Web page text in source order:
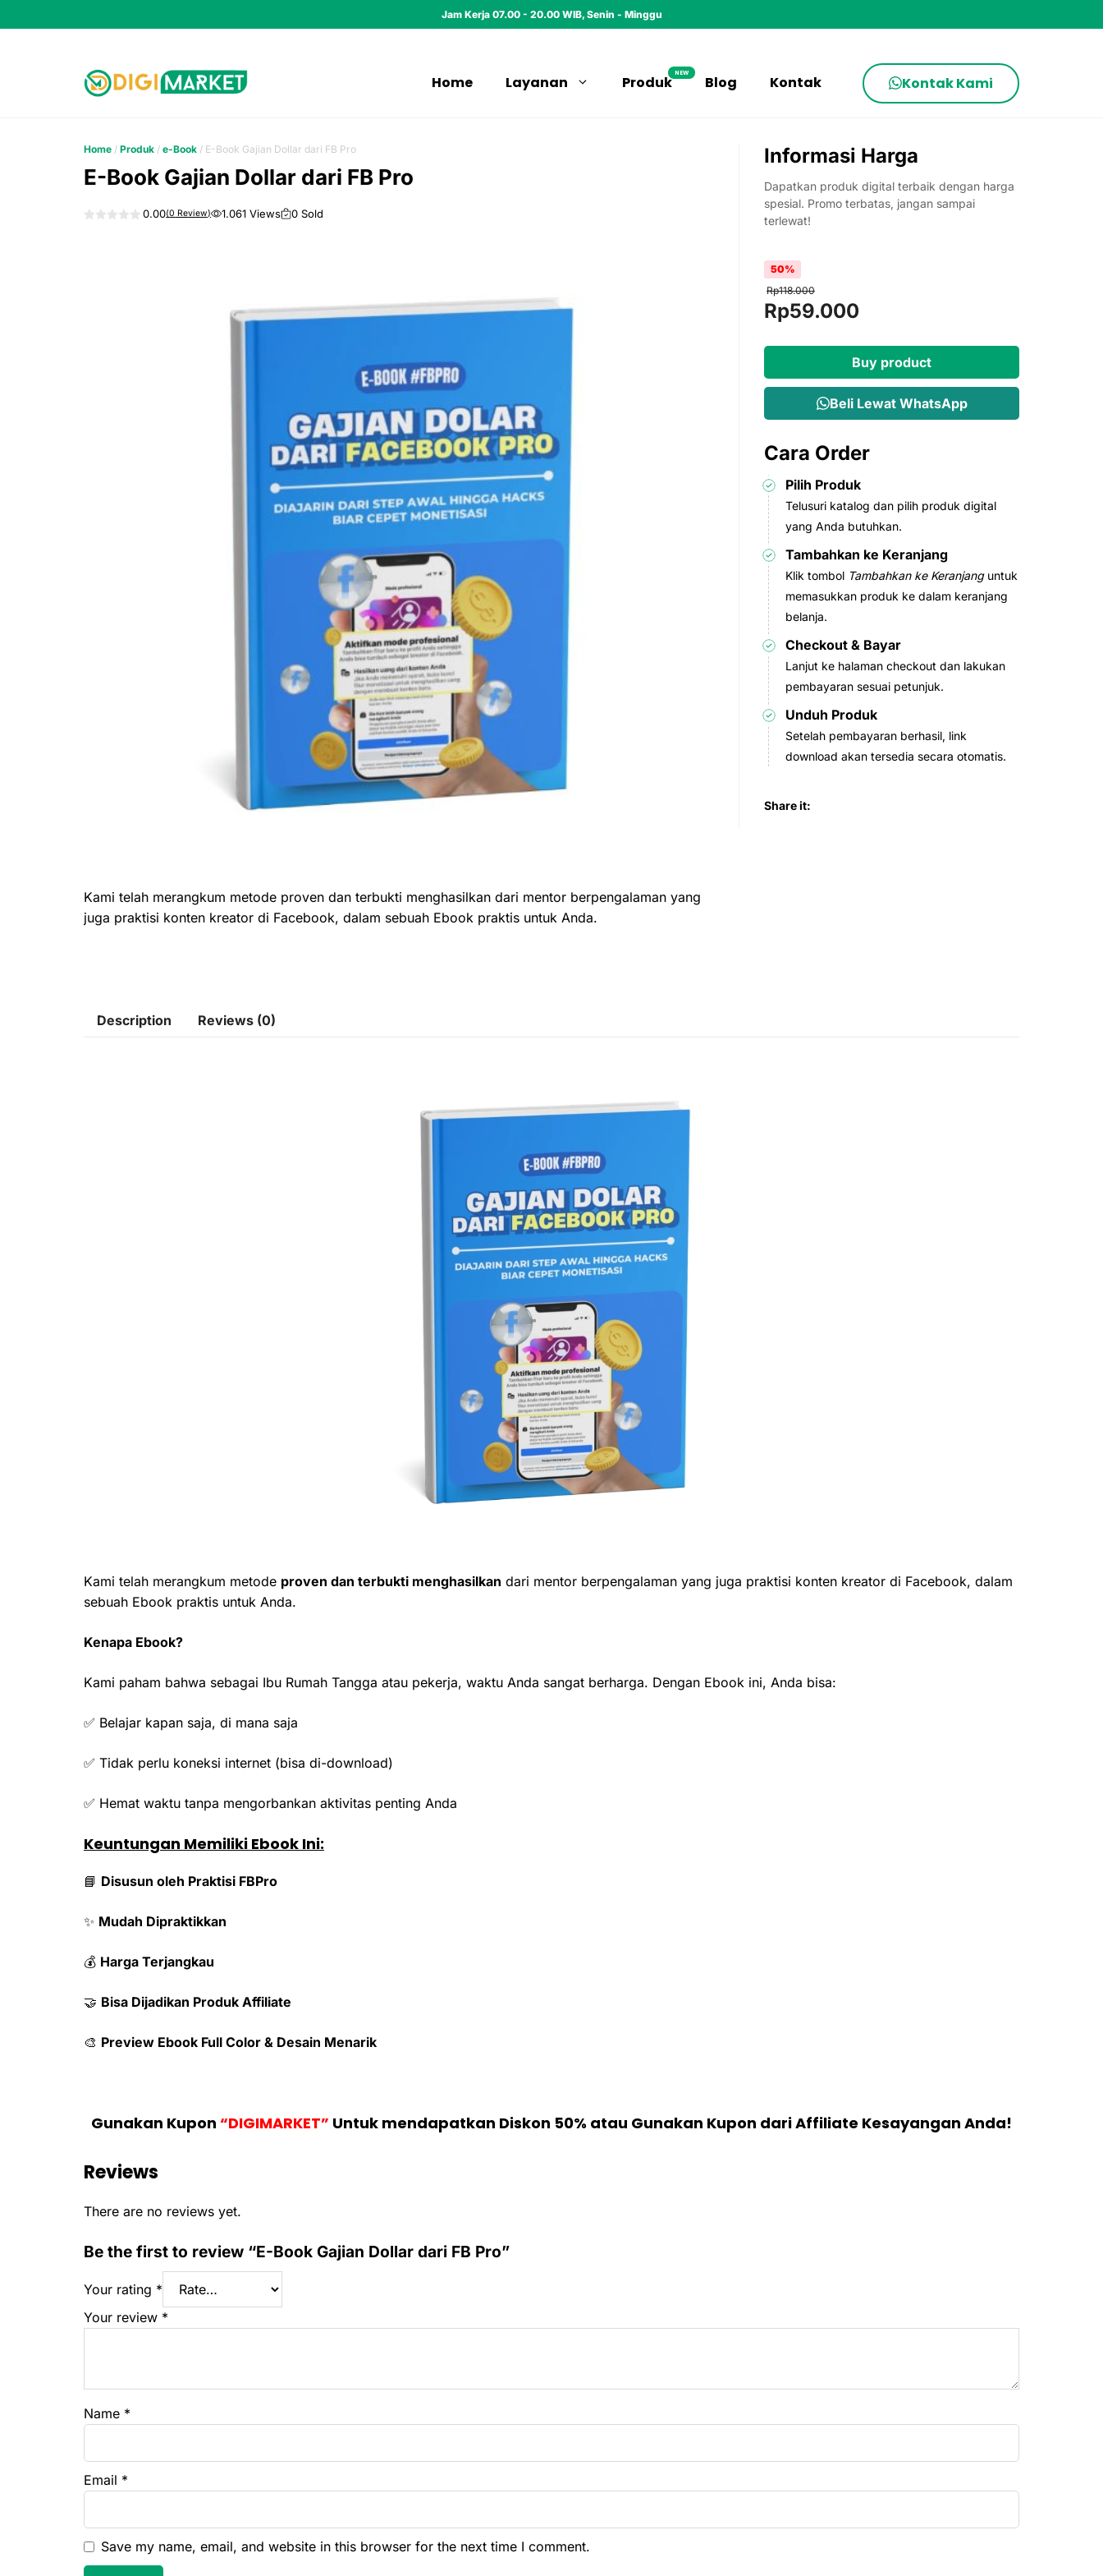
to
Jam Kerja 07.00 - 20.00 WIB, Senin - Minggu
Home Layanan Produk
NEW
Blog Kontak Kontak Kami
Home / Produk / e-Book / E-Book Gajian Dollar dari FB Pro
E-Book Gajian Dollar dari FB Pro
0.00(0 Review) 1.061 Views 0 Sold
Kami telah merangkum metode proven dan terbukti menghasilkan dari mentor berpengalaman yang
juga praktisi konten kreator di Facebook, dalam sebuah Ebook praktis untuk Anda.
Informasi Harga
Dapatkan produk digital terbaik dengan harga
spesial. Promo terbatas, jangan sampai
terlewat!
50%
Rp118.000
Original
was:
Rp118.000.
Rp59.000
is:
Rp59.000.
Buy product
Beli Lewat WhatsApp
Cara Order
Pilih Produk
Telusuri katalog dan pilih produk digital
yang Anda butuhkan.
Tambahkan ke Keranjang
Klik tombol Tambahkan ke Keranjanguntuk
memasukkan produk ke dalam keranjang
belanja.
Checkout & Bayar
Lanjut ke halaman checkout dan lakukan
pembayaran sesuai petunjuk.
Unduh Produk
Setelah pembayaran berhasil, link
download akan tersedia secara otomatis.
Share it:
Description Reviews (0)
Kami telah merangkum metode proven dan terbukti menghasilkan dari mentor berpengalaman yang juga praktisi konten kreator di Facebook, dalam
sebuah Ebook praktis untuk Anda.
Kenapa Ebook?
Kami paham bahwa sebagai Ibu Rumah Tangga atau pekerja, waktu Anda sangat berharga. Dengan Ebook ini, Anda bisa:
✅ Belajar kapan saja, di mana saja
✅ Tidak perlu koneksi internet (bisa di-download)
✅ Hemat waktu tanpa mengorbankan aktivitas penting Anda
Keuntungan Memiliki Ebook Ini:
📘 Disusun oleh Praktisi FBPro
✨ Mudah Dipraktikkan
💰 Harga Terjangkau
🤝 Bisa Dijadikan Produk Affiliate
🎨 Preview Ebook Full Color & Desain Menarik
Gunakan Kupon “DIGIMARKET” Untuk mendapatkan Diskon 50% atau Gunakan Kupon dari Affiliate Kesayangan Anda!
Reviews
There are no reviews yet.
Be the first to review “E-Book Gajian Dollar dari FB Pro”
Your rating *
Your review *
Name *
Email *
Save my name, email, and website in this browser for the next time I comment.